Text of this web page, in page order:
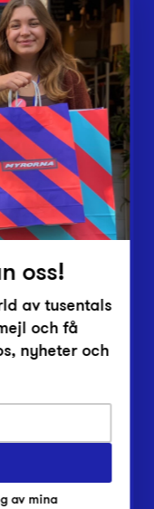
oss!
av tusentals
och få
nyheter och
av mina